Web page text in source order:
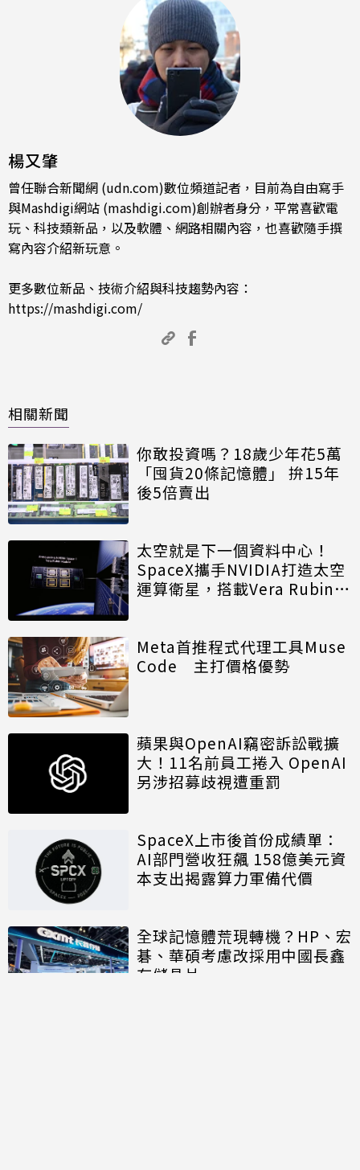
楊又肇
曾任聯合新聞網 (udn.com)數位頻道記者，目前為自由寫手
與Mashdigi網站 (mashdigi.com)創辦者身分，平常喜歡電
玩、科技類新品，以及軟體、網路相關內容，也喜歡隨手撰
寫內容介紹新玩意。
更多數位新品、技術介紹與科技趨勢內容：
https://mashdigi.com/
相關新聞
你敢投資嗎？18歲少年花5萬
「囤貨20條記憶體」 拚15年
後5倍賣出
太空就是下一個資料中心！
SpaceX攜手NVIDIA打造太空
運算衛星，搭載Vera Rubin運
Meta首推程式代理工具Muse
Code 主打價格優勢
蘋果與OpenAI竊密訴訟戰擴
大！11名前員工捲入 OpenAI
另涉招募歧視遭重罰
SpaceX上市後首份成績單：
AI部門營收狂飆 158億美元資
本支出揭露算力軍備代價
全球記憶體荒現轉機？HP、宏
碁、華碩考慮改採用中國長鑫
存儲晶片